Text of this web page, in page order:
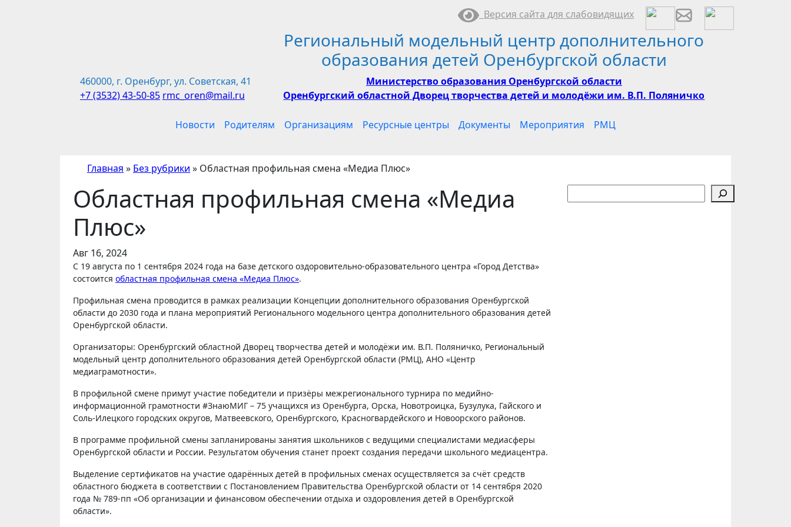
Версия сайта для слабовидящих
Региональный модельный центр дополнительного
образования детей Оренбургской области
460000, г. Оренбург, ул. Советская, 41
+7 (3532) 43-50-85 rmc_oren@mail.ru
Министерство образования Оренбургской области
Оренбургский областной Дворец творчества детей и молодёжи им. В.П. Поляничко
Новости Родителям Организациям Ресурсные центры Документы Мероприятия РМЦ
Главная » Без рубрики » Областная профильная смена «Медиа Плюс»
Областная профильная смена «Медиа
Плюс»
Авг 16, 2024
С 19 августа по 1 сентября 2024 года на базе детского оздоровительно-образовательного центра «Город Детства»
состоится областная профильная смена «Медиа Плюс».
Профильная смена проводится в рамках реализации Концепции дополнительного образования Оренбургской
области до 2030 года и плана мероприятий Регионального модельного центра дополнительного образования детей
Оренбургской области.
Организаторы: Оренбургский областной Дворец творчества детей и молодёжи им. В.П. Поляничко, Региональный
модельный центр дополнительного образования детей Оренбургской области (РМЦ), АНО «Центр
медиаграмотности».
В профильной смене примут участие победители и призёры межрегионального турнира по медийно-
информационной грамотности #ЗнаюМИГ – 75 учащихся из Оренбурга, Орска, Новотроицка, Бузулука, Гайского и
Соль-Илецкого городских округов, Матвеевского, Оренбургского, Красногвардейского и Новоорского районов.
В программе профильной смены запланированы занятия школьников с ведущими специалистами медиасферы
Оренбургской области и России. Результатом обучения станет проект создания передачи школьного медиацентра.
Выделение сертификатов на участие одарённых детей в профильных сменах осуществляется за счёт средств
областного бюджета в соответствии с Постановлением Правительства Оренбургской области от 14 сентября 2020
года № 789-пп «Об организации и финансовом обеспечении отдыха и оздоровления детей в Оренбургской
области».